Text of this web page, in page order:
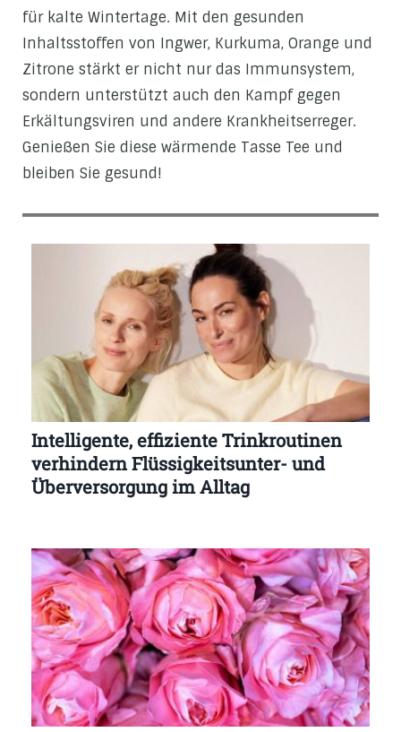
für kalte Wintertage. Mit den gesunden
Inhaltsstoffen von Ingwer, Kurkuma, Orange und
Zitrone stärkt er nicht nur das Immunsystem,
sondern unterstützt auch den Kampf gegen
Erkältungsviren und andere Krankheitserreger.
Genießen Sie diese wärmende Tasse Tee und
bleiben Sie gesund!
Intelligente, effiziente Trinkroutinen
verhindern Flüssigkeitsunter- und
Überversorgung im Alltag